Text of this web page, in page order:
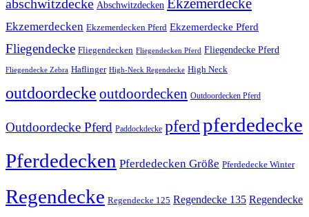
abschwitzdecke Abschwitzdecken Ekzemerdecke
Ekzemerdecken Ekzemerdecken Pferd Ekzemerdecke Pferd
Fliegendecke Fliegendecken Fliegendecken Pferd Fliegendecke Pferd
Fliegendecke Zebra Haflinger High-Neck Regendecke High Neck
outdoordecke outdoordecken Outdoordecken Pferd
Outdoordecke Pferd Paddockdecke pferdpferdedecke
Pferdedecken Pferdedecken Größe Pferdedecke Winter
Regendecke Regendecke 125 Regendecke 135 Regendecke